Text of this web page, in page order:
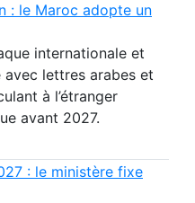
: le Maroc adopte un
internationale et
lettres arabes et
à l’étranger
avant 2027.
: le ministère fixe